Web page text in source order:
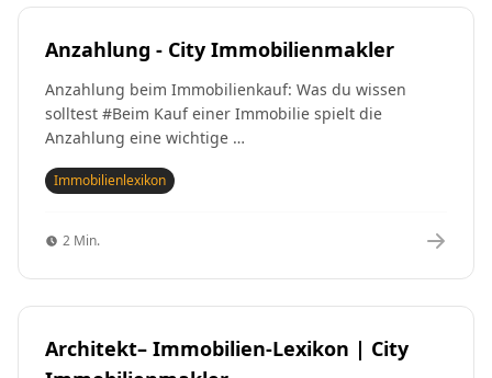
Anzahlung - City Immobilienmakler
Anzahlung beim Immobilienkauf: Was du wissen
solltest #Beim Kauf einer Immobilie spielt die
Anzahlung eine wichtige …
Immobilienlexikon
2 Min.
Architekt– Immobilien-Lexikon | City